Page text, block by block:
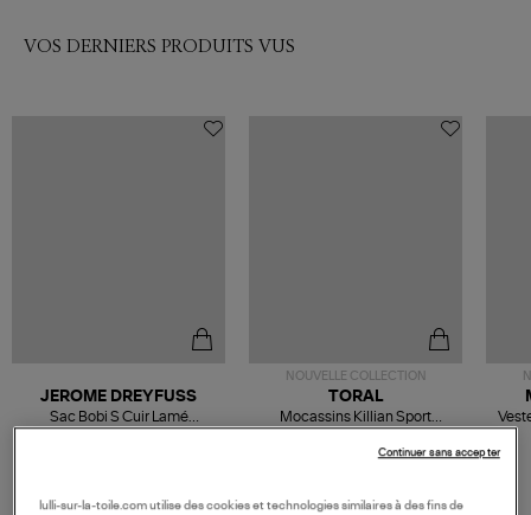
VOS DERNIERS PRODUITS VUS
JEROME DREYFUSS
Sac Bobi S Cuir Lamé
Champagne
NOUVELLE COLLECTION
TORAL
Mocassins Killian Sport
Mousse
lulli-sur-la-toile.com utilise des cookies et technologies similaires à des fins de
Continuer sans accepter